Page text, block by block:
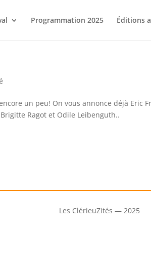
Programmation 2025 Éditions
un peu! On vous annonce déjà Eric
Ragot et Odile Leibenguth..
Les ClérieuZités — 2025